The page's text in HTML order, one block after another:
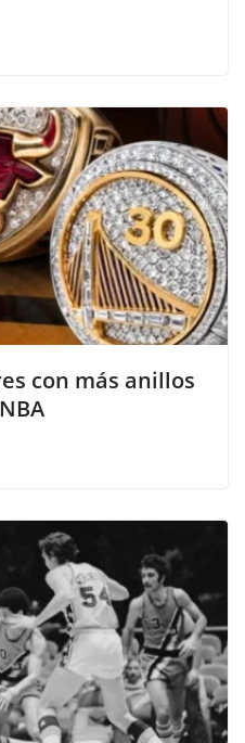
con más anillos